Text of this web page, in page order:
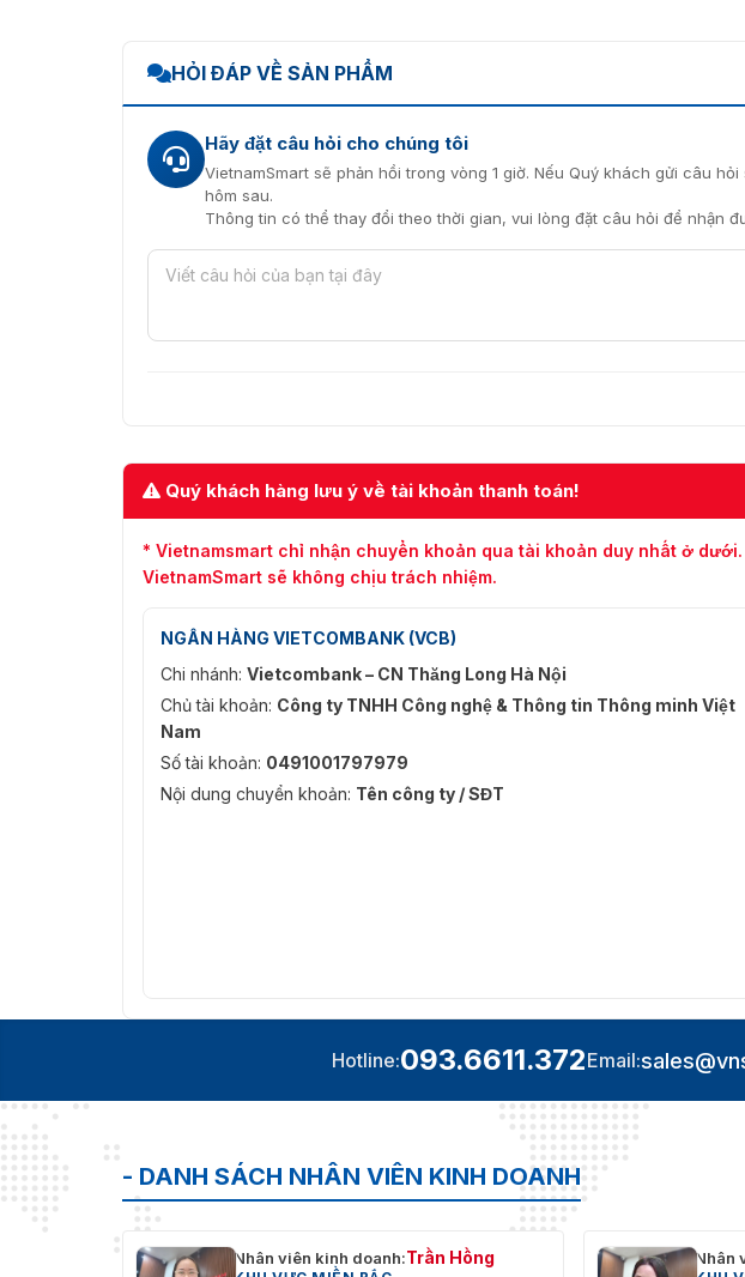
HỎI ĐÁP VỀ SẢN PHẨM
Hãy đặt câu hỏi cho chúng tôi
VietnamSmart sẽ phản hồi trong vòng 1 giờ. Nếu Quý khách gửi câu
hôm sau.
Thông tin có thể thay đổi theo thời gian, vui lòng đặt câu hỏi để nhận
Quý khách hàng lưu ý về tài khoản thanh toán!
* Vietnamsmart chỉ nhận chuyển khoản qua tài khoản duy nhất ở
VietnamSmart sẽ không chịu trách nhiệm.
NGÂN HÀNG VIETCOMBANK (VCB)
Chi nhánh: Vietcombank – CN Thăng Long Hà Nội
Chủ tài khoản: Công ty TNHH Công nghệ & Thông tin Thông minh Việt
Nam
Số tài khoản: 0491001797979
Nội dung chuyển khoản: Tên công ty / SĐT
Hotline:093.6611.372Email:
- DANH SÁCH NHÂN VIÊN KINH DOANH
Nhân viên kinh doanh:Trần Hồng Nhân